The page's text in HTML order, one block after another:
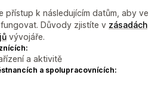
přístup k následujícím datům, aby ve
Důvody zjistíte v zásadách
vývojáře.
a aktivitě
a spolupracovnících: